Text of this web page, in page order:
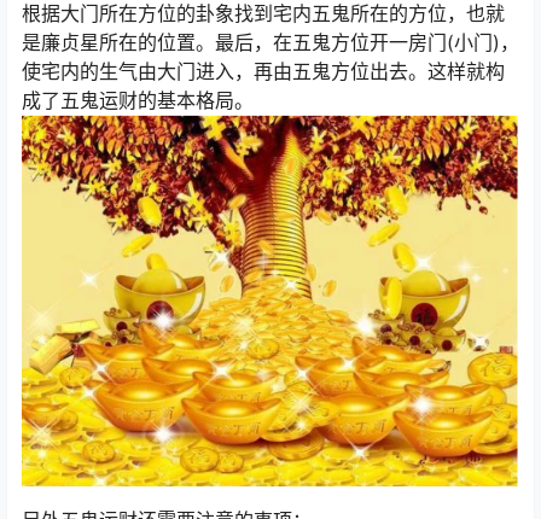
根据大门所在方位的卦象找到宅内五鬼所在的方位，也就
是廉贞星所在的位置。最后，在五鬼方位开一房门(小门)，
使宅内的生气由大门进入，再由五鬼方位出去。这样就构
成了五鬼运财的基本格局。